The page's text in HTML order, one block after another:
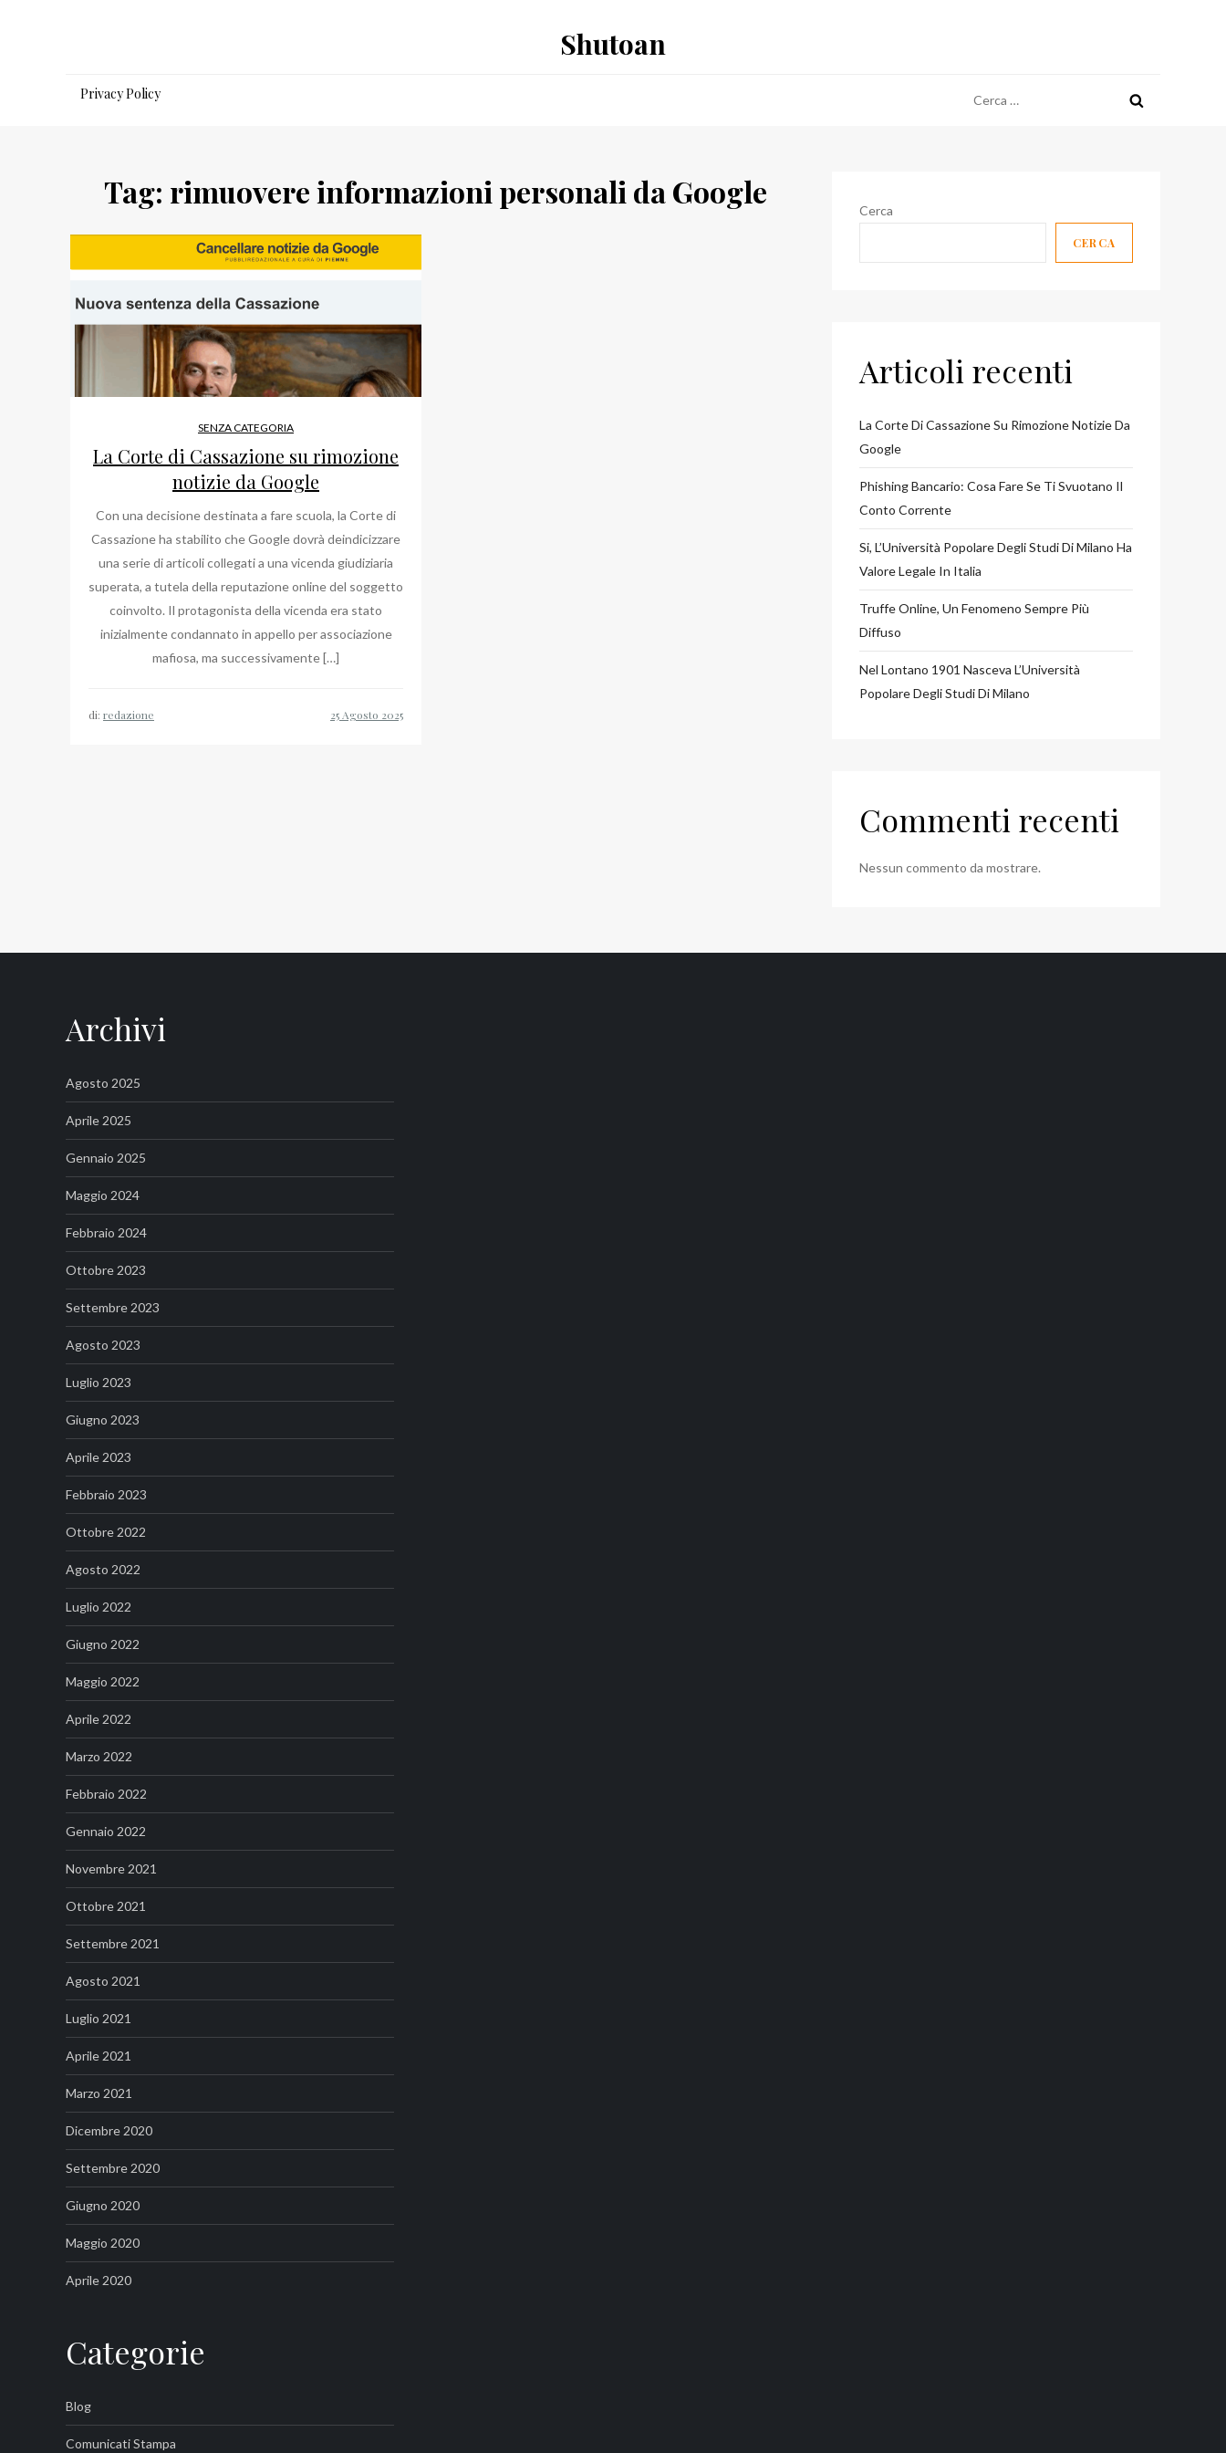
Shutoan
Privacy Policy
per:
Tag: rimuovere informazioni personali da Google
SENZA CATEGORIA
La Corte di Cassazione su rimozione
notizie da Google
Con una decisione destinata a fare scuola, la Corte di
Cassazione ha stabilito che Google dovrà deindicizzare
una serie di articoli collegati a una vicenda giudiziaria
superata, a tutela della reputazione online del soggetto
coinvolto. Il protagonista della vicenda era stato
inizialmente condannato in appello per associazione
mafiosa, ma successivamente […]
di: redazione
Cerca
CERCA
Articoli recenti
La Corte Di Cassazione Su Rimozione Notizie Da
Google
Phishing Bancario: Cosa Fare Se Ti Svuotano Il
Conto Corrente
Si, L’Università Popolare Degli Studi Di Milano Ha
Valore Legale In Italia
Truffe Online, Un Fenomeno Sempre Più
Diffuso
Nel Lontano 1901 Nasceva L’Università
Popolare Degli Studi Di Milano
Commenti recenti
Nessun commento da mostrare.
Archivi
Agosto 2025
Aprile 2025
Gennaio 2025
Maggio 2024
Febbraio 2024
Ottobre 2023
Settembre 2023
Agosto 2023
Luglio 2023
Giugno 2023
Aprile 2023
Febbraio 2023
Ottobre 2022
Agosto 2022
Luglio 2022
Giugno 2022
Maggio 2022
Aprile 2022
Marzo 2022
Febbraio 2022
Gennaio 2022
Novembre 2021
Ottobre 2021
Settembre 2021
Agosto 2021
Luglio 2021
Aprile 2021
Marzo 2021
Dicembre 2020
Settembre 2020
Giugno 2020
Maggio 2020
Aprile 2020
Categorie
Blog
Comunicati Stampa